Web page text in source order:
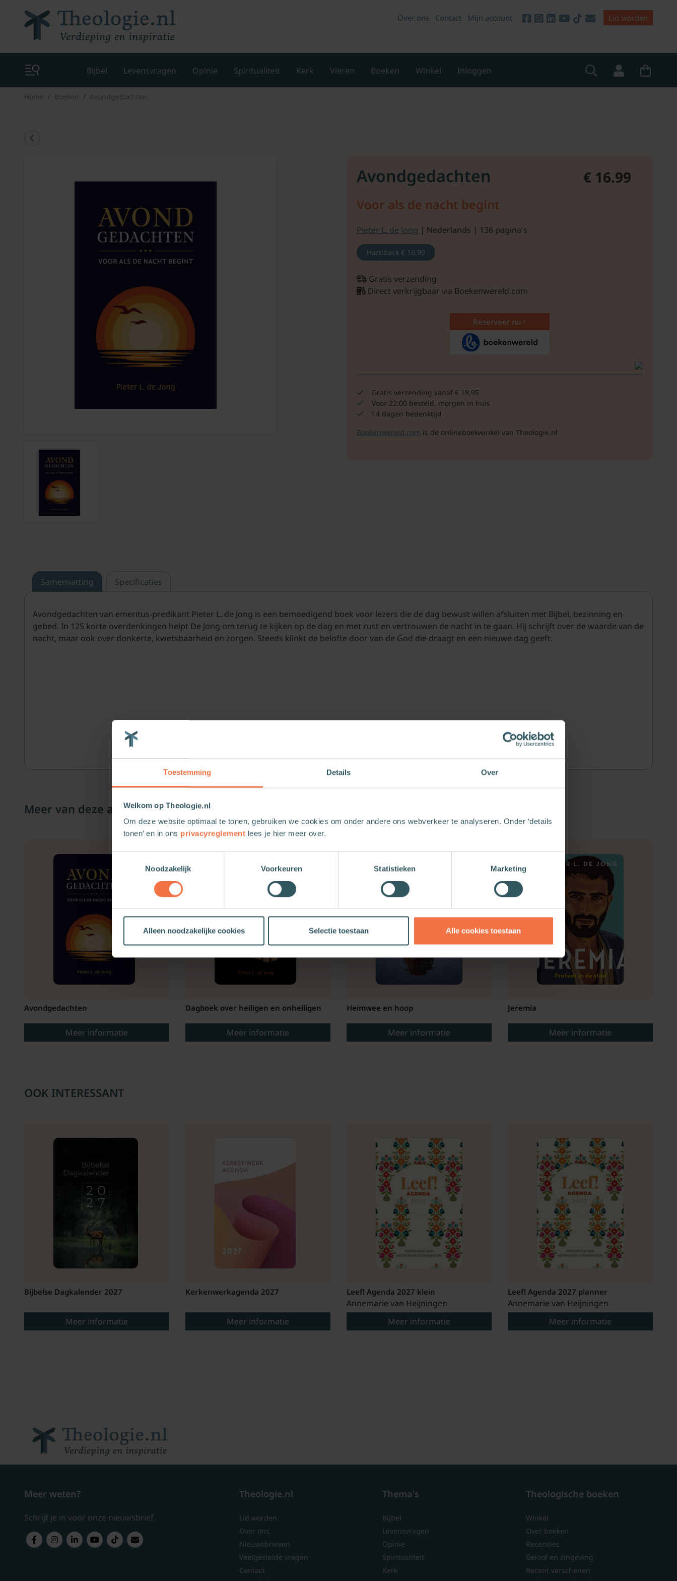
Toestemming Details Over
Welkom op Theologie.nl
Om deze website optimaal te tonen, gebruiken we cookies om onder andere ons webverkeer te analyseren. Onder ‘details
tonen’ en in ons privacyreglement lees je hier meer over.
Toestemmingsselectie
Noodzakelijk
Voorkeuren Statistieken Marketing
Alleen noodzakelijke cookies Selectie toestaan Alle cookies toestaan
Over ons Contact Mijn account Lid worden
Bijbel Levensvragen Opinie Spiritualiteit Kerk Vieren Boeken Winkel Inloggen
Home Boeken Avondgedachten
Avondgedachten
Voor als de nacht begint
€ 16.99
Pieter L. de Jong | Nederlands | 136 pagina's
Hardback € 16.99
Gratis verzending
Direct verkrijgbaar via Boekenwereld.com
Reserveer nu
Gratis verzending vanaf € 19,95
Voor 22:00 besteld, morgen in huis
14 dagen bedenktijd
Boekenwereld.com is de onlineboekwinkel van Theologie.nl
Samenvatting Specificaties
Avondgedachten van emeritus-predikant Pieter L. de Jong is een bemoedigend boek voor lezers die de dag bewust willen afsluiten met Bijbel, bezinning en
gebed. In 125 korte overdenkingen helpt De Jong om terug te kijken op de dag en met rust en vertrouwen de nacht in te gaan. Hij schrijft over de waarde van de
nacht, maar ook over donkerte, kwetsbaarheid en zorgen. Steeds klinkt de belofte door van de God die draagt en een nieuwe dag geeft.
Meer van deze auteur
Avondgedachten
Meer informatie
Dagboek over heiligen en onheiligen
Meer informatie
Heimwee en hoop
Meer informatie
Jeremia
Meer informatie
OOK INTERESSANT
Bijbelse Dagkalender 2027
Meer informatie
Kerkenwerkagenda 2027
Meer informatie
Leef! Agenda 2027 klein
Annemarie van Heijningen
Meer informatie
Leef! Agenda 2027 planner
Annemarie van Heijningen
Meer informatie
Meer weten?
Schrijf je in voor onze nieuwsbrief.
Theologie.nl
Lid worden
Over ons
Nieuwsbrieven
Veelgestelde vragen
Contact
Thema's
Bijbel
Levensvragen
Opinie
Spiritualiteit
Kerk
Theologische boeken
Winkel
Over boeken
Recensies
Geloof en zingeving
Recent verschenen